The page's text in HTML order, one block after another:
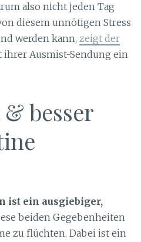
also nicht jeden Tag
diesem unnötigen Stress
werden kann, zeigt der
ihrer Ausmist-Sendung ein
besser
ist ein ausgiebiger,
beiden Gegebenheiten
zu flüchten. Dabei ist ein